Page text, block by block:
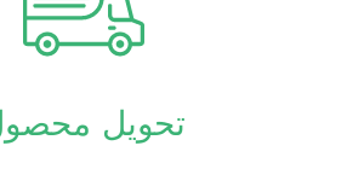
تحویل